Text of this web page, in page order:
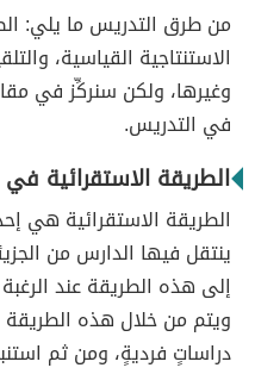
من طرق التدريس ما يلي:
الاستنتاجية القياسية،
وغيرها، ولكن سنركِّز في
في التدريس.
الطريقة الاستقرائية
الطريقة الاستقرائية هي
ينتقل فيها الدارس من
إلى هذه الطريقة عند
ويتم من خلال هذه الطريقة
دراساتٍ فرديةٍ، ومن ثم